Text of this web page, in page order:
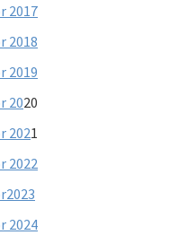
2017
2018
2019
2020
2021
2022
2024